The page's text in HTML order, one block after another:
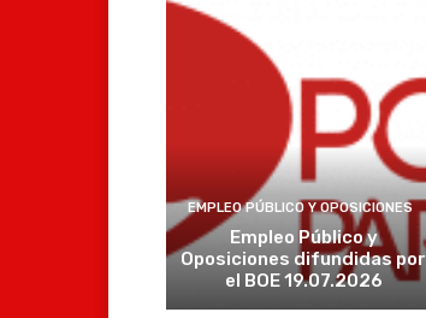
EMPLEO PÚBLICO Y OPOSICIONES
Empleo Público y
Oposiciones difundidas por
el BOE 19.07.2026